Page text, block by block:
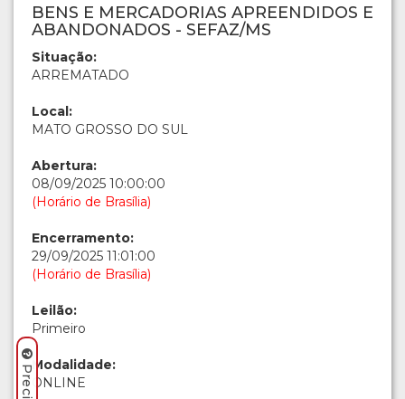
BENS E MERCADORIAS APREENDIDOS E
ABANDONADOS - SEFAZ/MS
Situação:
ARREMATADO
Local:
MATO GROSSO DO SUL
Abertura:
08/09/2025 10:00:00
(Horário de Brasília)
Encerramento:
29/09/2025 11:01:00
(Horário de Brasília)
Leilão:
Primeiro
Modalidade:
ONLINE